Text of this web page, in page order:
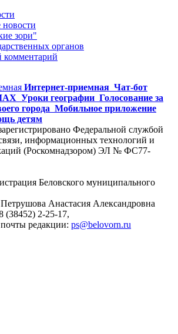
зори"
органов
Интернет-приемная Чат-бот
Уроки географии Голосование за
города Мобильное приложение
детям
Федеральной службой
информационных технологий и
(Роскомнадзором) ЭЛ № ФС77-
Беловского муниципального
Анастасия Александровна
(38452) 2-25-17,
редакции: ps@belovorn.ru